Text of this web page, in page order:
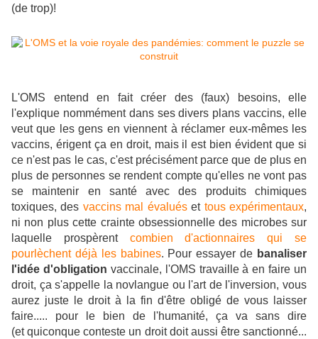
(de trop)!
L'OMS entend en fait créer des (faux) besoins, elle
l'explique nommément dans ses divers plans vaccins, elle
veut que les gens en viennent à réclamer eux-mêmes les
vaccins, érigent ça en droit, mais il est bien évident que si
ce n'est pas le cas, c'est précisément parce que de plus en
plus de personnes se rendent compte qu'elles ne vont pas
se maintenir en santé avec des produits chimiques
toxiques, des vaccins mal évaluéset tous expérimentaux,
ni non plus cette crainte obsessionnelle des microbes sur
laquelle prospèrent combien d'actionnaires qui se
pourlèchent déjà les babines. Pour essayer de banaliser
l'idée d'obligation vaccinale, l'OMS travaille à en faire un
droit, ça s'appelle la novlangue ou l'art de l'inversion, vous
aurez juste le droit à la fin d'être obligé de vous laisser
faire..... pour le bien de l'humanité, ça va sans dire
(et quiconque conteste un droit doit aussi être sanctionné...